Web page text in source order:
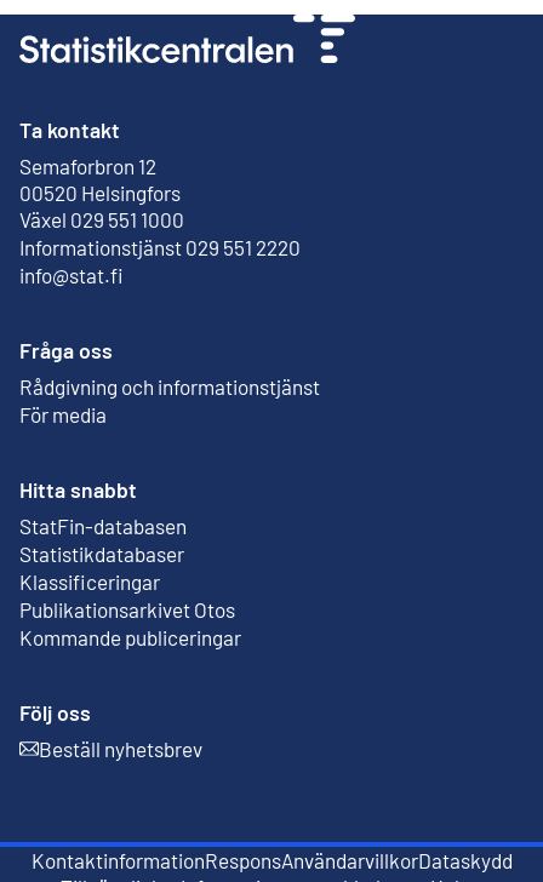
Ta kontakt
Semaforbron 12
00520 Helsingfors
Extern länk
Växel 029 551 1000
Informationstjänst 029 551 2220
info@stat.fi
Fråga oss
Rådgivning och informationstjänst
För media
Hitta snabbt
StatFin-databasen
Extern länk
Statistikdatabaser
Klassificeringar
Publikationsarkivet Otos
Extern länk
Kommande publiceringar
Följ oss
Beställ nyhetsbrev
Extern länk
KontaktinformationRespons
Extern länk
Användarvillkor
Extern länk
Dataskydd